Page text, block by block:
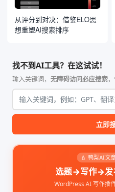
从评分到对决：借鉴ELO思
想重塑AI搜索排序
找不到AI工具？在这试试！
输入关键词， 无障碍访问必应搜索
立即
🍐 鸭梨AI文
选题→写作→发
WordPress AI 写作插